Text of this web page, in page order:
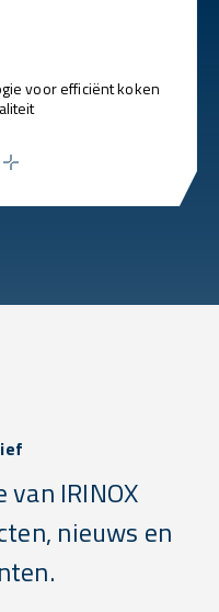
voor efficiënt koken
IRINOX
nieuws en